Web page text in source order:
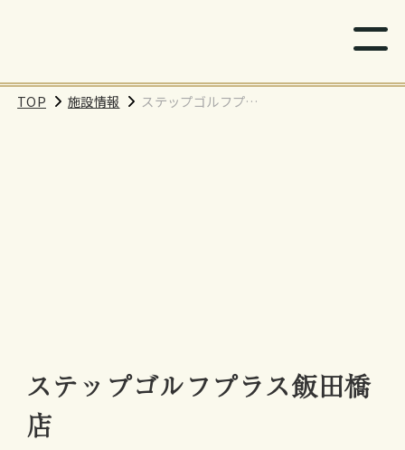
TOP 施設情報
ステップゴルフプラ
ステップゴルフプラス飯田橋
店